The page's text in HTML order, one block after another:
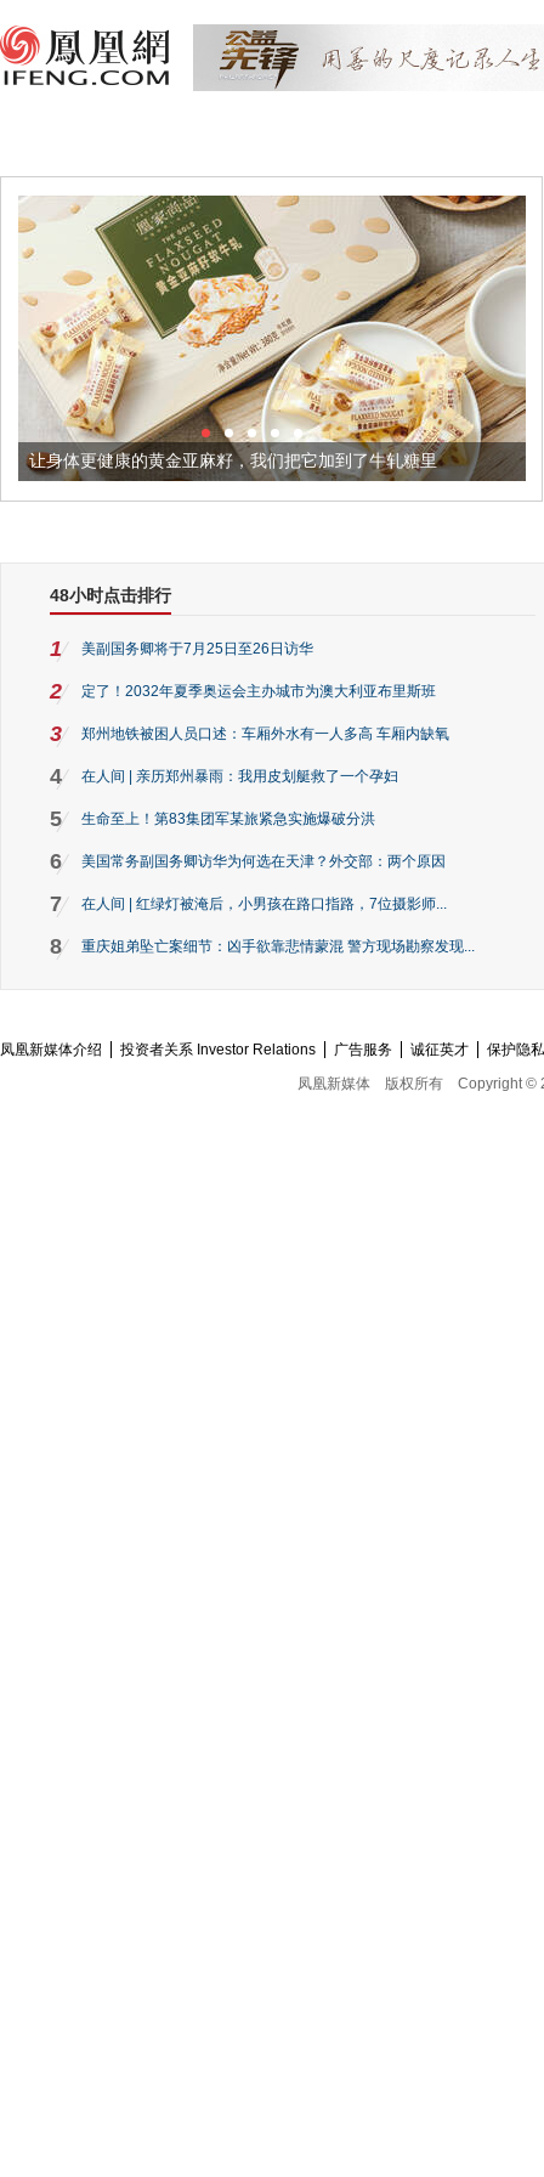
康的黄金亚麻籽，我们把它加到了牛轧糖里 被列入佛家
48小时点击排行
1 美副国务卿将于7月25日至26日访华
2 定了！2032年夏季奥运会主办城市为澳大利亚布里斯班
3 郑州地铁被困人员口述：车厢外水有一人多高 车厢内缺氧
4 在人间 | 亲历郑州暴雨：我用皮划艇救了一个孕妇
5 生命至上！第83集团军某旅紧急实施爆破分洪
6 美国常务副国务卿访华为何选在天津？外交部：两个原因
7 在人间 | 红绿灯被淹后，小男孩在路口指路，7位摄影师...
8 重庆姐弟坠亡案细节：凶手欲靠悲情蒙混 警方现场勘察发现...
凤凰新媒体介绍 投资者关系 Investor Relations 广告服务 诚征英才
保护隐
凤凰新媒体
版权所有 Copyright ©